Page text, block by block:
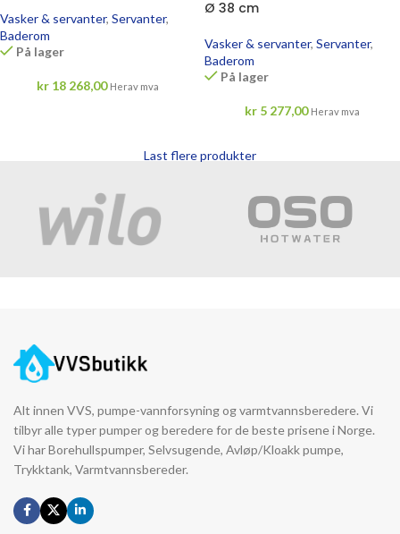
Vasker & servanter, Servanter,
Baderom
På lager
kr 18 268,00 Herav mva
Ø 38 cm
Vasker & servanter, Servanter,
Baderom
På lager
kr 5 277,00 Herav mva
Last flere produkter
Alt innen VVS, pumpe-vannforsyning og varmtvannsberedere. Vi
tilbyr alle typer pumper og beredere for de beste prisene i Norge.
Vi har Borehullspumper, Selvsugende, Avløp/Kloakk pumpe,
Trykktank, Varmtvannsbereder.